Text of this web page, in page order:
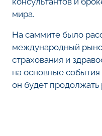
мира.
На саммите было
международный
страхования и
на основные события
он будет продолжать